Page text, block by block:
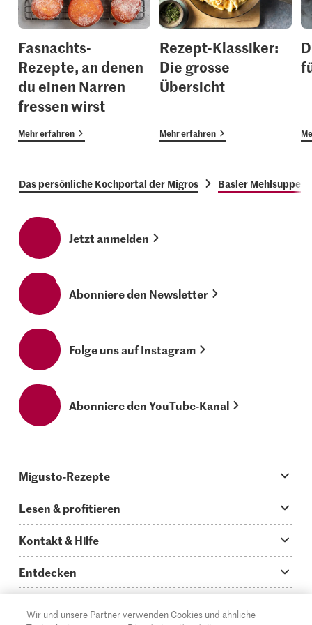
Fasnachts-
Rezepte, an denen
du einen Narren
fressen wirst
Mehr erfahren
Rezept-Klassiker:
Die grosse
Übersicht
Mehr erfahren
Das persönliche Kochportal der Migros Basler Mehlsuppe
Jetzt anmelden
Abonniere den Newsletter
Folge uns auf Instagram
Abonniere den YouTube-Kanal
Migusto-Rezepte
Was koche ich heute?
Hauptgerichte
Schnelle & einfache Rezepte
Apéro & Fingerfood
Lesen & profitieren
Storys
How to-Videos
Glossar
Kontakt & Hilfe
Infos zum Kochen mit Migusto
Entdecken
Supermarkt
DE FR IT
Wir und unsere Partner verwenden Cookies und ähnliche